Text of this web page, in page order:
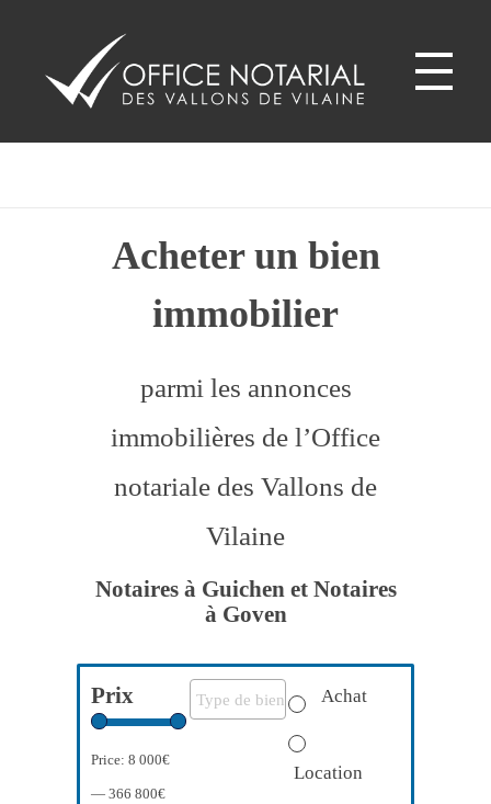
Products Goven - 35580
Acheter un bien
immobilier
parmi les annonces
immobilières de l’Office
notariale des Vallons de
Vilaine
Notaires à Guichen et Notaires
à Goven
Prix
Price: 8 000€
— 366 800€
Achat
Location